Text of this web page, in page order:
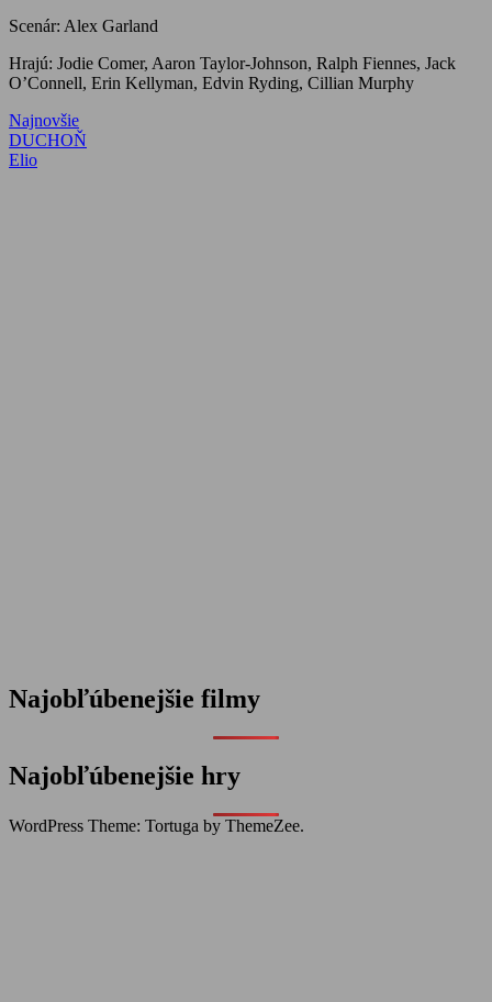
Scenár: Alex Garland
Hrajú: Jodie Comer, Aaron Taylor-Johnson, Ralph Fiennes, Jack
O’Connell, Erin Kellyman, Edvin Ryding, Cillian Murphy
Najnovšie
Navigácia
v
Previous
Post:
DUCHOŇ
Next
Elio
Najobľúbenejšie filmy
Najobľúbenejšie hry
WordPress Theme: Tortuga by ThemeZee.